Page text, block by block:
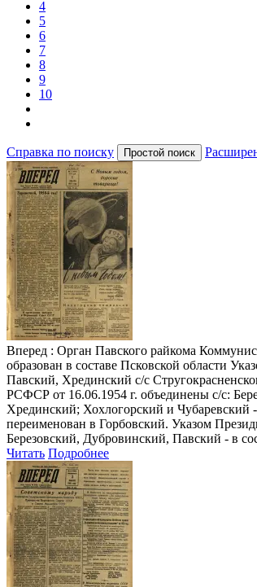
4
5
6
7
8
9
10
Справка по поиску
Вперед : Орган Павского райкома
образован в составе Псковской области
Павский, Хрединский с/с
РСФСР от 16.06.1954 г. объединены с/с:
Хрединский; Хохлогорский и Чубаревский
переименован в Горбовский. Указом
Березовский, Дубровинский, Павский - в
Читать Подробнее